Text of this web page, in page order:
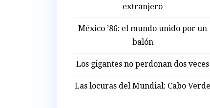
extranjero
México ’86: el mundo unido por un
balón
Los gigantes no perdonan dos veces
Las locuras del Mundial: Cabo Verde